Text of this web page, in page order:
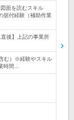
面を読むスキル
据付経験（補助作業
後】上記の事業所
む）※経験やスキル
時間…